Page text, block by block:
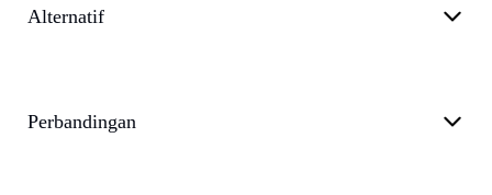
Alternatif
Perbandingan